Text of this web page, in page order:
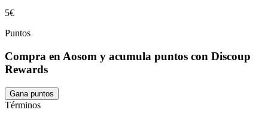
5€
Puntos
Compra en Aosom y acumula puntos con Discoup
Rewards
Gana puntos
Términos